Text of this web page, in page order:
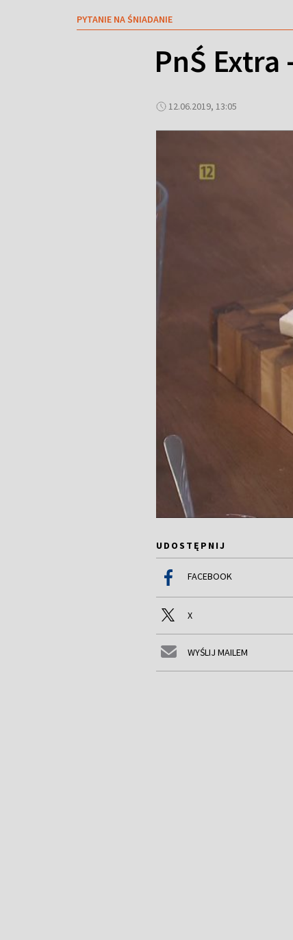
PYTANIE NA ŚNIADANIE
PnŚ
12.06.2019, 13:05
UDOSTĘPNIJ
FACEBOOK
X
WYŚLIJ MAILEM